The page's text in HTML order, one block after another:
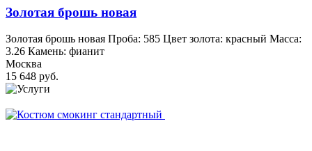
Золотая брошь новая
Золотая брошь новая Проба: 585 Цвет золота: красный Масса:
3.26 Камень: фианит
Москва
15 648 руб.